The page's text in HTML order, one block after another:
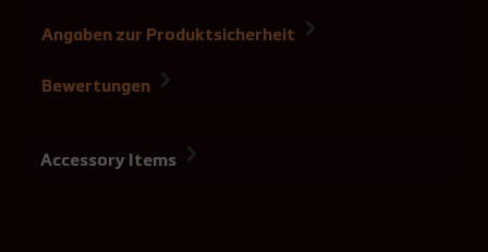
Angaben zur Produktsicherheit
Bewertungen
Accessory Items